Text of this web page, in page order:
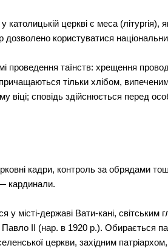
католицькій церкві є меса
користуватися
проведення таїнств: хрещення
тільки хлібом,
віці; сповідь здійснюється перед
кадри, контроль за обрядами
кардинали.
у місті-державі Вати-кані,
II (нар. в 1920 р.). Обирається
церкви, західним